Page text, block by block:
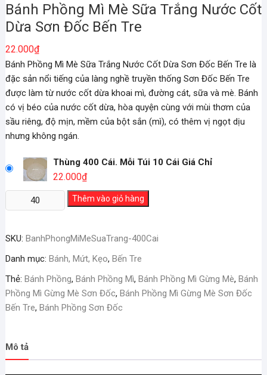
Bánh Phồng Mì Mè Sữa Trắng Nước Cốt
Dừa Sơn Đốc Bến Tre
22.000₫
Bánh Phồng Mì Mè Sữa Trắng Nước Cốt Dừa Sơn Đốc Bến Tre là
đặc sản nổi tiếng của làng nghề truyền thống Sơn Đốc Bến Tre
được làm từ nước cốt dừa khoai mì, đường cát, sữa và mè. Bánh
có vị béo của nước cốt dừa, hòa quyện cùng với mùi thơm của
sầu riêng, độ mịn, mềm của bột sắn (mì), có thêm vị ngọt dịu
nhưng không ngán.
Thùng 400 Cái. Mỗi Túi 10 Cái Giá Chỉ
22.000₫
Phồng
Mè
Sữa
Nước
Cốt
Dừa
Thêm vào giỏ hàng
SKU: BanhPhongMiMeSuaTrang-400Cai
Danh mục: Bánh, Mứt, Kẹo, Bến Tre
Thẻ: Bánh Phồng, Bánh Phồng Mì, Bánh Phồng Mì Gừng Mè, Bánh
Phồng Mì Gừng Mè Sơn Đốc, Bánh Phồng Mì Gừng Mè Sơn Đốc
Bến Tre, Bánh Phồng Sơn Đốc
Mô tả